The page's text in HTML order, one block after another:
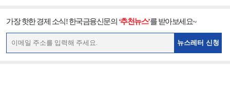
가장 핫한 경제 소식! 한국금융신문의 ‘추천뉴스’를 받아보세요~
뉴스레터 신청